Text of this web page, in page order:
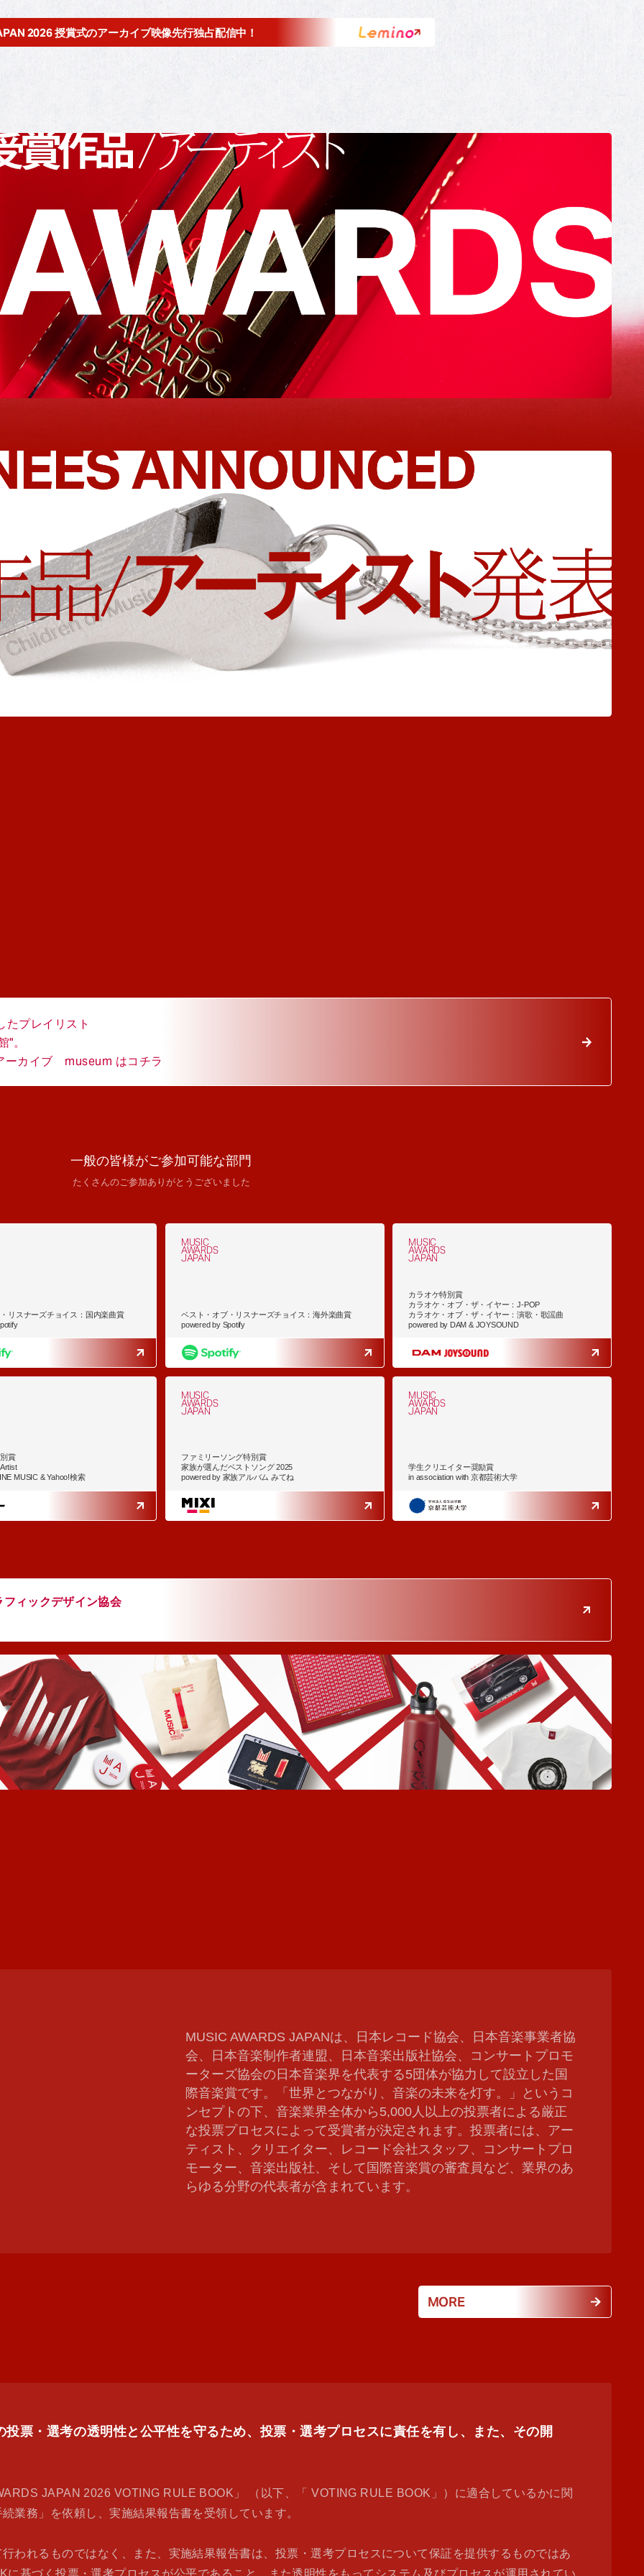
2026 授賞式のアーカイブ映像先行独占配信中！
たプレイリスト
"。
ーカイブ museum はコチラ
一般の皆様がご参加可能な部門
たくさんのご参加ありがとうございました
リスナーズチョイス：国内楽曲賞
MUSIC
AWARDS
JAPAN
ベスト・オブ・リスナーズチョイス：海外楽曲賞
powered by Spotify
MUSIC
AWARDS
JAPAN
カラオケ特別賞
カラオケ・オブ・ザ・イヤー：J-POP
カラオケ・オブ・ザ・イヤー：演歌・歌謡曲
powered by DAM & JOYSOUND
賞
MUSIC & Yahoo!検索
MUSIC
AWARDS
JAPAN
ファミリーソング特別賞
家族が選んだベストソング 2025
powered by 家族アルバム みてね
MUSIC
AWARDS
JAPAN
学生クリエイター奨励賞
in association with 京都芸術大学
ィックデザイン協会
MUSIC AWARDS JAPANは、日本レコード協会、日本音楽事業者協
会、日本音楽制作者連盟、日本音楽出版社協会、コンサートプロモ
ーターズ協会の日本音楽界を代表する5団体が協力して設立した国
際音楽賞です。「世界とつながり、音楽の未来を灯す。」というコ
ンセプトの下、音楽業界全体から5,000人以上の投票者による厳正
な投票プロセスによって受賞者が決定されます。投票者には、アー
ティスト、クリエイター、レコード会社スタッフ、コンサートプロ
モーター、音楽出版社、そして国際音楽賞の審査員など、業界のあ
らゆる分野の代表者が含まれています。
MORE
票・選考の透明性と公平性を守るため、投票・選考プロセスに責任を有し、また、その開
JAPAN 2026 VOTING RULE BOOK」 （以下、「 VOTING RULE BOOK」）に適合しているかに関
業務」を依頼し、実施結果報告書を受領しています。
われるものではなく、また、実施結果報告書は、投票・選考プロセスについて保証を提供するものではあ